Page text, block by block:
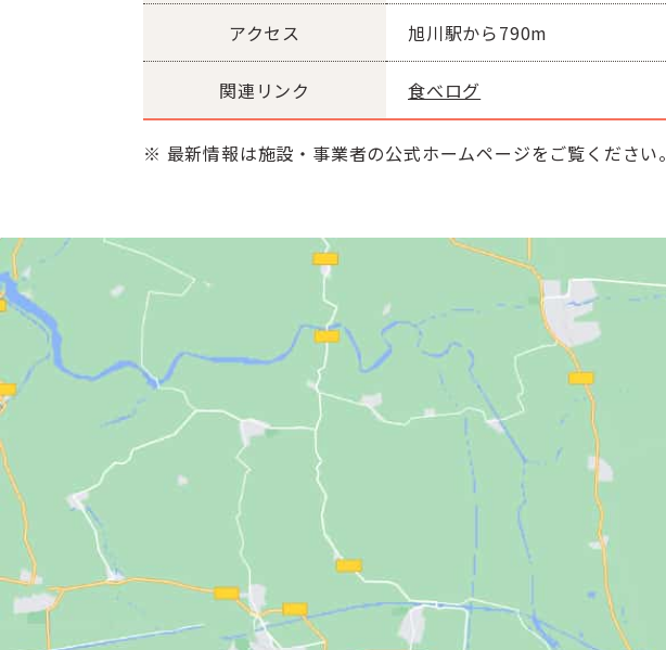
アクセス 旭川駅から790m
関連リンク 食べログ
※ 最新情報は施設・事業者の公式ホームページをご覧ください。